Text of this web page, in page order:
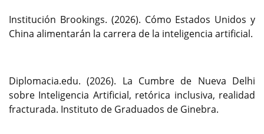
Institución Brookings. (2026). Cómo Estados Unidos y
China alimentarán la carrera de la inteligencia artificial.
Diplomacia.edu. (2026). La Cumbre de Nueva Delhi
sobre Inteligencia Artificial, retórica inclusiva, realidad
fracturada. Instituto de Graduados de Ginebra.